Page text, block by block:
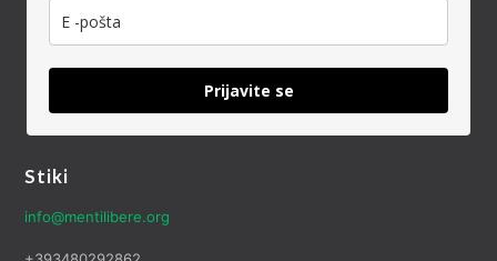
Prijavite se
Stiki
info@mentilibere.org